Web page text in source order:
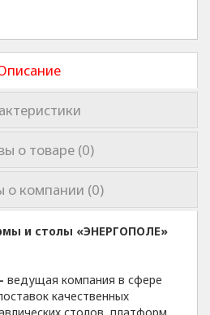
о товаре (0)
о компании (0)
и столы «ЭНЕРГОПОЛЕ»
ведущая компания в сфере
качественных